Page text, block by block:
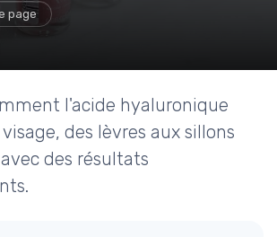
page
l'acide hyaluronique
des lèvres aux sillons
des résultats